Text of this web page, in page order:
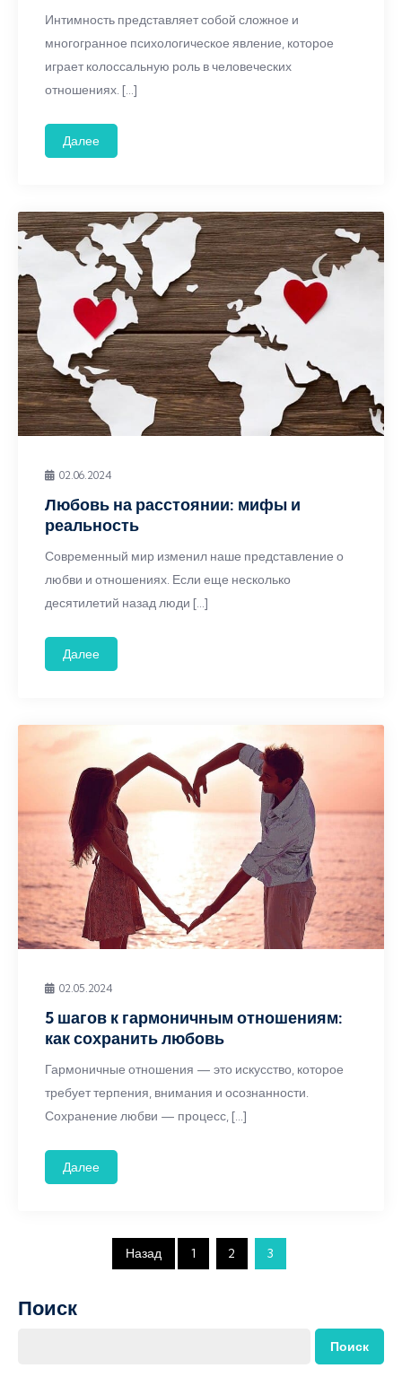
Интимность представляет собой сложное и
многогранное психологическое явление, которое
играет колоссальную роль в человеческих
отношениях. […]
Далее
02.06.2024
Любовь на расстоянии: мифы и
реальность
Современный мир изменил наше представление о
любви и отношениях. Если еще несколько
десятилетий назад люди […]
Далее
02.05.2024
5 шагов к гармоничным отношениям:
как сохранить любовь
Гармоничные отношения — это искусство, которое
требует терпения, внимания и осознанности.
Сохранение любви — процесс, […]
Далее
Пагинация
записей
Назад 1 2 3
Поиск
Поиск